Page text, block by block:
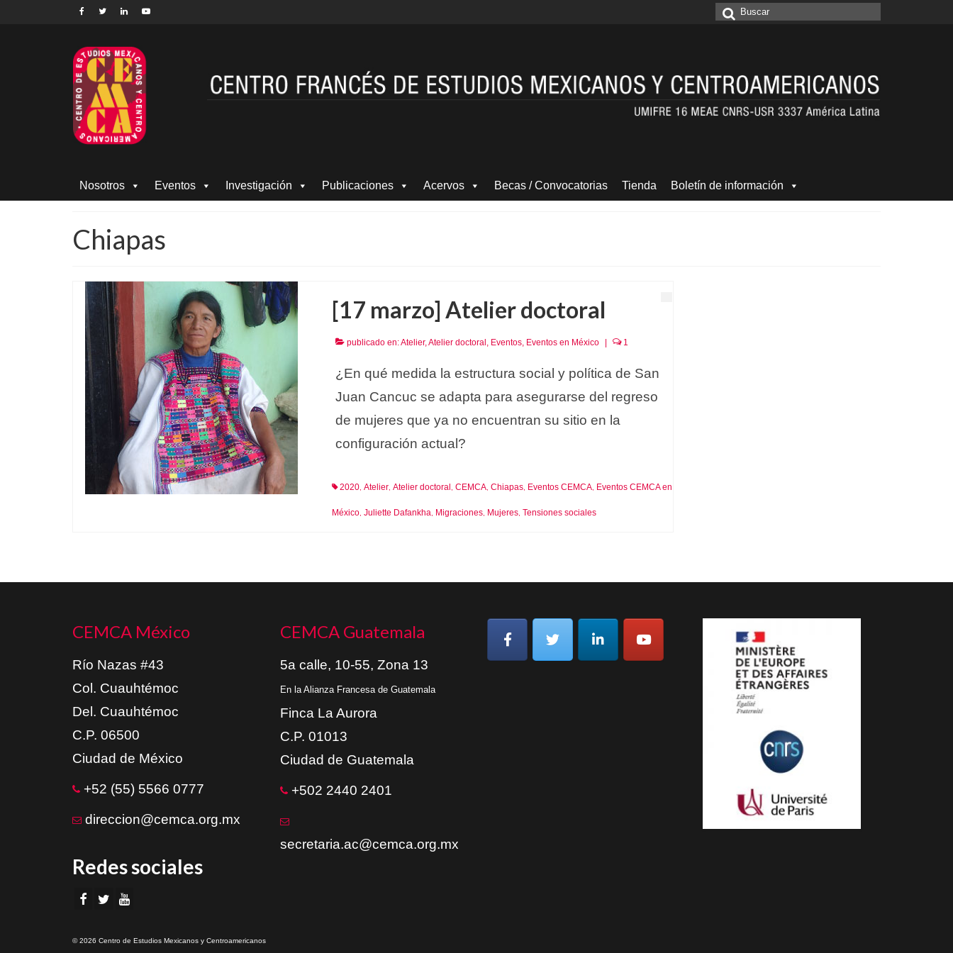
Buscar
Nosotros Eventos Investigación Publicaciones Acervos Becas / Convocatorias Tienda Boletín de información
Chiapas
[17 marzo] Atelier doctoral
publicado en:Atelier, Atelier doctoral Eventos, Eventos en México | 1
¿En qué medida la estructura social y política de San
Juan Cancuc se adapta para asegurarse del regreso
de mujeres que ya no encuentran su sitio en la
configuración actual?
2020, Atelier, Atelier doctoral CEMCA, Chiapas, Eventos CEMCA, Eventos CEMCA en
México, Juliette Dafankha Migraciones, Mujeres, Tensiones sociales
CEMCA México
Río Nazas #43
Col. Cuauhtémoc
Del. Cuauhtémoc
C.P. 06500
Ciudad de México
+52 (55) 5566 0777
direccion@cemca.org.mx
Redes sociales
CEMCA Guatemala
5a calle, 10-55, Zona 13
En la Alianza Francesa de Guatemala
Finca La Aurora
C.P. 01013
Ciudad de Guatemala
+502 2440 2401
secretaria.ac@cemca.org.mx
© 2026 Centro de Estudios Mexicanos y Centroamericanos